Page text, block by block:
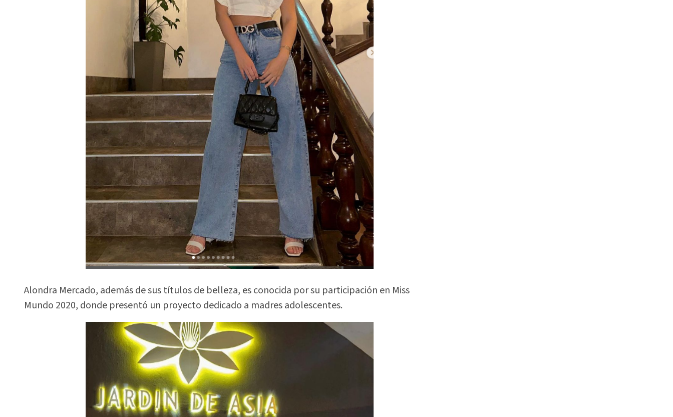
Alondra Mercado, además de sus títulos de belleza, es conocida por su participación en Miss
Mundo 2020, donde presentó un proyecto dedicado a madres adolescentes.